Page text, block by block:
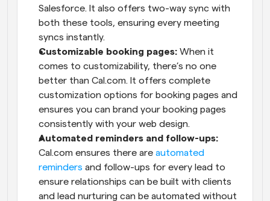
Salesforce. It also offers two-way sync with
both these tools, ensuring every meeting
syncs instantly.
Customizable booking pages: When it
comes to customizability, there’s no one
better than Cal.com. It offers complete
customization options for booking pages and
ensures you can brand your booking pages
consistently with your web design.
Automated reminders and follow-ups:
Cal.com ensures there are automated
reminders and follow-ups for every lead to
ensure relationships can be built with clients
and lead nurturing can be automated without